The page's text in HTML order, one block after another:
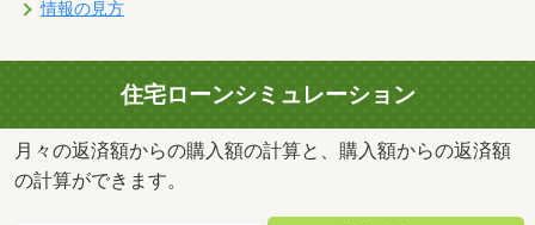
情報の見方
住宅ローンシミュレーション
月々の返済額からの購入額の計算と、購入額からの返済額
の計算ができます。